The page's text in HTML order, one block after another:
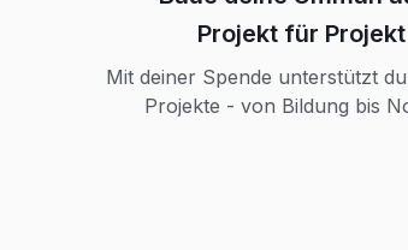
Projekt für Projekt
Mit deiner Spende unterstützt
Projekte - von Bildung bis